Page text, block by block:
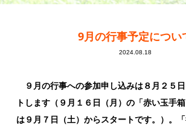
9月の行事予定につい
2024.08.18
９月の行事への参加申し込みは８月２５
トします（９月１６日（月）の「赤い玉手
は９月７日（土）からスタートです。）。「